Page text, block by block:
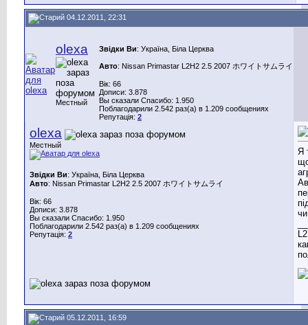
04.12.2011, 22:31
olexa
Местный
Звідки Ви: Україна, Біла Церква
Авто: Nissan Primastar L2H2 2.5 2007 ホワイトサムライ
Вік: 66
Дописи: 3.878
Вы сказали Спасибо: 1.950
Поблагодарили 2.542 раз(а) в 1.209 сообщениях
Репутація: 2
olexa
Местный
Звідки Ви: Україна, Біла Церква
Авто: Nissan Primastar L2H2 2.5 2007 ホワイトサムライ
Вік: 66
Дописи: 3.878
Вы сказали Спасибо: 1.950
Поблагодарили 2.542 раз(а) в 1.209 сообщениях
Репутація: 2
Я
05.12.2011, 16:59